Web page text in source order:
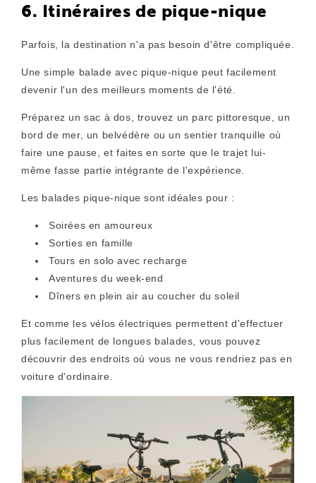
6. Itinéraires de pique-nique
Parfois, la destination n'a pas besoin d'être compliquée.
Une simple balade avec pique-nique peut facilement
devenir l'un des meilleurs moments de l'été.
Préparez un sac à dos, trouvez un parc pittoresque, un
bord de mer, un belvédère ou un sentier tranquille où
faire une pause, et faites en sorte que le trajet lui-
même fasse partie intégrante de l'expérience.
Les balades pique-nique sont idéales pour :
Soirées en amoureux
Sorties en famille
Tours en solo avec recharge
Aventures du week-end
Dîners en plein air au coucher du soleil
Et comme les vélos électriques permettent d'effectuer
plus facilement de longues balades, vous pouvez
découvrir des endroits où vous ne vous rendriez pas en
voiture d'ordinaire.